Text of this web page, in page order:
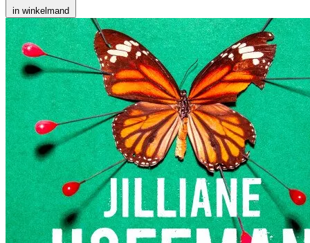
in winkelmand